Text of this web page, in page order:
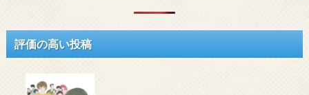
評価の高い投稿